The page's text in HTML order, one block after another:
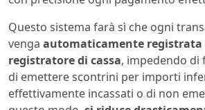
Questo sistema farà sì che ogni
venga automaticamente registrata
registratore di cassa, impedendo di
di emettere scontrini per importi
effettivamente incassati o di non